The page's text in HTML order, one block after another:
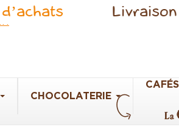
Livraison
CHOCOLATERIE
cookies